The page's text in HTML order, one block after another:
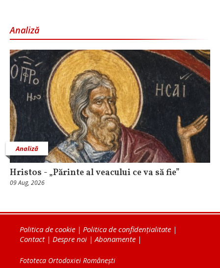
Analiză
Analiză
Hristos - „Părinte al veacului ce va să fie”
09 Aug, 2026
Politica de cookie | Politica de confidențialitate |
Contact| Despre noi | Abonamente |
Fototeca Ortodoxiei Românești